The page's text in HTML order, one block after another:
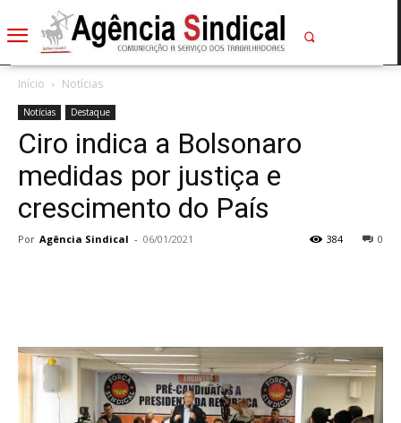
Início Notícias
Notícias Destaque
Ciro indica a Bolsonaro
medidas por justiça e
crescimento do País
Por Agência Sindical - 06/01/2021 0
384